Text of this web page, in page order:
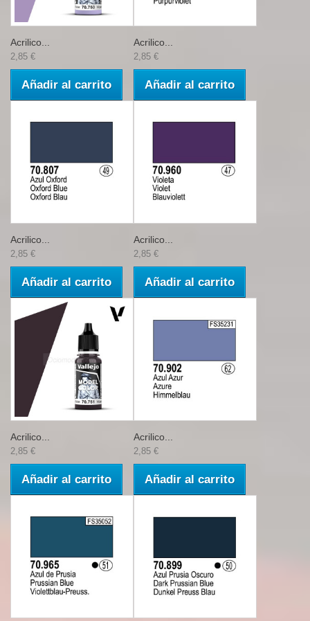
Acrilico...
2,85 €
Añadir al carrito
Acrilico...
2,85 €
Añadir al carrito
Acrilico...
2,85 €
Añadir al carrito
Acrilico...
2,85 €
Añadir al carrito
Acrilico...
2,85 €
Añadir al carrito
Acrilico...
2,85 €
Añadir al carrito